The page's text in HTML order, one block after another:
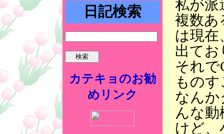
日記検索
カテキョのお勧
めリンク
私が派
複数あ
は現在
出てお
それで
もの
なん
んな
けど、